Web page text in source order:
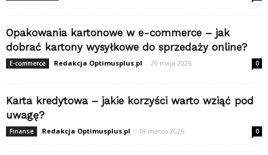
Opakowania kartonowe w e-commerce – jak
dobrać kartony wysyłkowe do sprzedaży online?
E-commerce Redakcja Optimusplus.pl - 20 maja 2026 0
Karta kredytowa – jakie korzyści warto wziąć pod
uwagę?
Finanse Redakcja Optimusplus.pl - 18 marca 2026 0